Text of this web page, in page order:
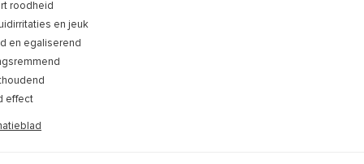
roodheid
en jeuk
en egaliserend
effect